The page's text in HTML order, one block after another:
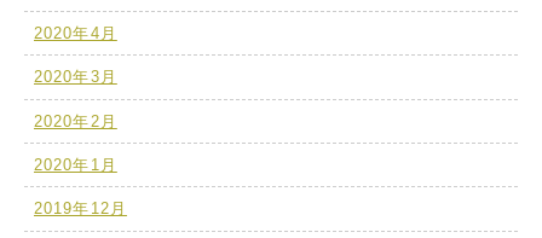
2020年4月
2020年3月
2020年2月
2020年1月
2019年12月